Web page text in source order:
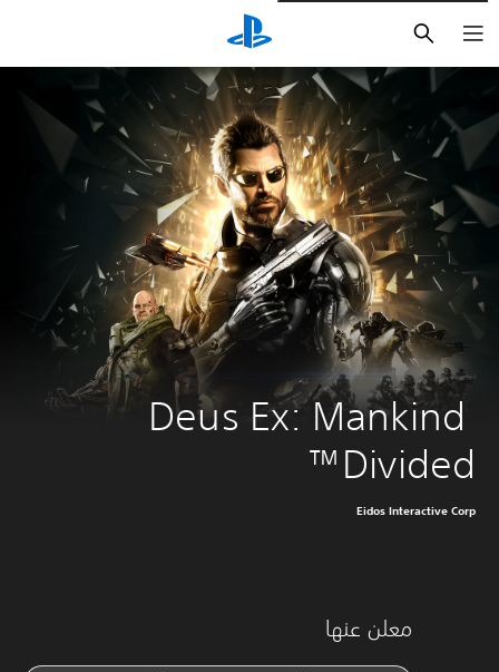
Deus Ex: Mankind
Divided™
Eidos Interactive Corp
معلن عنها